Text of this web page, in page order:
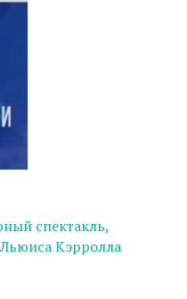
спектакль,
Кэрролла